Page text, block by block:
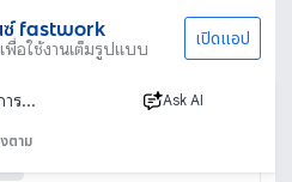
ซ์ fastwork
พื่อใช้งานเต็มรูปแบบ เปิดแอป
Ask AI
ตาม